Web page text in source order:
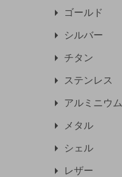
ゴールド
シルバー
チタン
ステンレス
アルミニウム
メタル
シェル
レザー